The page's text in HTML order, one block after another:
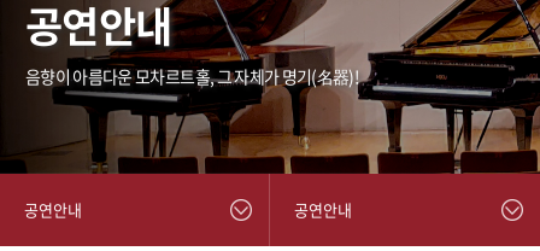
공연안내
음향이 아름다운 모차르트홀, 그 자체가 명기(名器)!
공연안내 공연안내